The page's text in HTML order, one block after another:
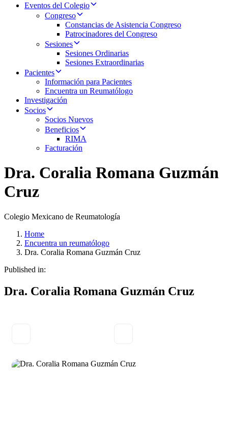
Eventos del Colegio
Congreso
Constancias de Asistencia Congreso
Patrocinadores del Congreso
Sesiones
Sesiones Ordinarias
Sesiones Extraordinarias
Pacientes
Información para Pacientes
Encuentra un Reumatólogo
Investigación
Socios
Socios Nuevos
Beneficios
RIMA
Facturación
Dra. Coralia Romana Guzmán
Cruz
Colegio Mexicano de Reumatología
Home
Encuentra un reumatólogo
Dra. Coralia Romana Guzmán Cruz
Published in:
Dra. Coralia Romana Guzmán Cruz